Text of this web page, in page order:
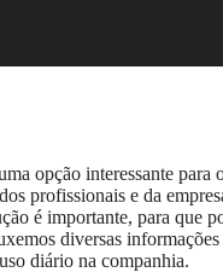
opção interessante
profissionais e da
é importante, para que
diversas
diário na companhia.